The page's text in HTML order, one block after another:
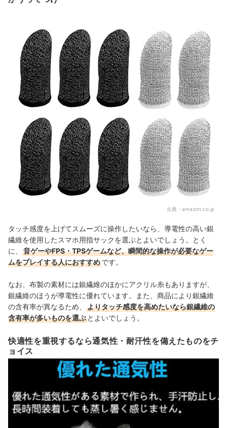
出典： amazon.co.jp
タッチ感度を上げてスムーズに操作したいなら、導電性の高い銀
繊維を使用したスマホ用指サックを選ぶとよいでしょう。とく
に、
音ゲーやFPS・TPSゲームなど、瞬間的な操作が必要なゲー
ムをプレイする人におすすめです。
なお、布製の素材には銀繊維のほかにアクリル糸もありますが、
銀繊維のほうが導電性に優れています。また、商品により銀繊維
の含有率が異なるため、
よりタッチ感度を高めたいなら銀繊維の
含有率が多いものを選ぶ とよいでしょう。
快適性を重視するなら通気性・耐汗性を備えたものをチ
ョイス